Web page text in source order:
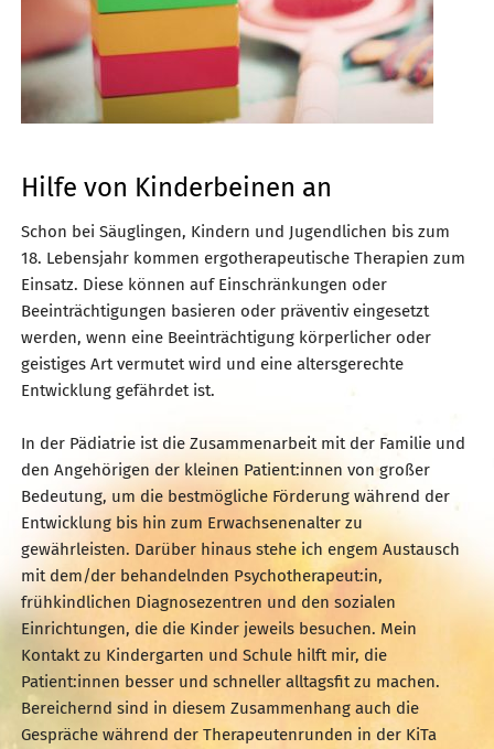
Hilfe von Kinderbeinen an
Schon bei Säuglingen, Kindern und Jugendlichen bis zum
18. Lebensjahr kommen ergotherapeutische Therapien zum
Einsatz. Diese können auf Einschränkungen oder
Beeinträchtigungen basieren oder präventiv eingesetzt
werden, wenn eine Beeinträchtigung körperlicher oder
geistiges Art vermutet wird und eine altersgerechte
Entwicklung gefährdet ist.
In der Pädiatrie ist die Zusammenarbeit mit der Familie und
den Angehörigen der kleinen Patient:innen von großer
Bedeutung, um die bestmögliche Förderung während der
Entwicklung bis hin zum Erwachsenenalter zu
gewährleisten. Darüber hinaus stehe ich engem Austausch
mit dem/der behandelnden Psychotherapeut:in,
frühkindlichen Diagnosezentren und den sozialen
Einrichtungen, die die Kinder jeweils besuchen. Mein
Kontakt zu Kindergarten und Schule hilft mir, die
Patient:innen besser und schneller alltagsfit zu machen.
Bereichernd sind in diesem Zusammenhang auch die
Gespräche während der Therapeutenrunden in der KiTa